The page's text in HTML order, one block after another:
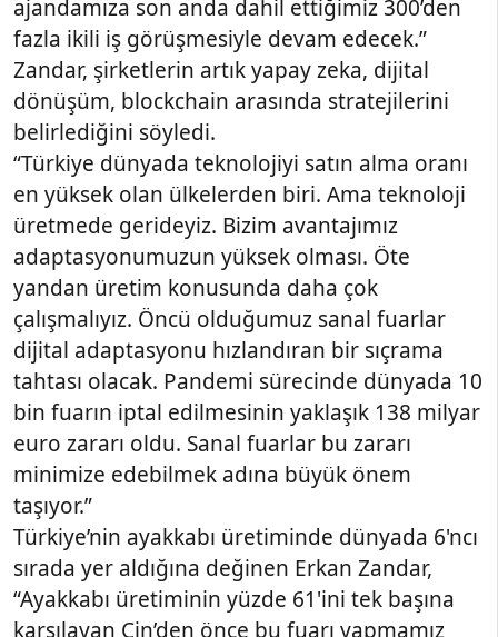
ajandamıza son anda dahil ettiğimiz 300’den
fazla ikili iş görüşmesiyle devam edecek.”
Zandar, şirketlerin artık yapay zeka, dijital
dönüşüm, blockchain arasında stratejilerini
belirlediğini söyledi.
“Türkiye dünyada teknolojiyi satın alma oranı
en yüksek olan ülkelerden biri. Ama teknoloji
üretmede gerideyiz. Bizim avantajımız
adaptasyonumuzun yüksek olması. Öte
yandan üretim konusunda daha çok
çalışmalıyız. Öncü olduğumuz sanal fuarlar
dijital adaptasyonu hızlandıran bir sıçrama
tahtası olacak. Pandemi sürecinde dünyada 10
bin fuarın iptal edilmesinin yaklaşık 138 milyar
euro zararı oldu. Sanal fuarlar bu zararı
minimize edebilmek adına büyük önem
taşıyor.”
Türkiye’nin ayakkabı üretiminde dünyada 6'ncı
sırada yer aldığına değinen Erkan Zandar,
“Ayakkabı üretiminin yüzde 61'ini tek başına
karşılayan Çin’den önce bu fuarı yapmamız